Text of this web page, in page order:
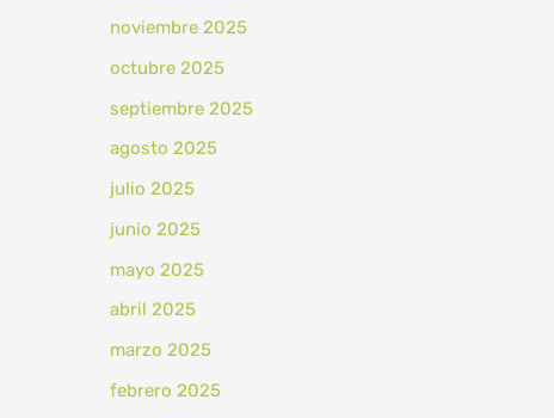
noviembre 2025
octubre 2025
septiembre 2025
agosto 2025
julio 2025
junio 2025
mayo 2025
abril 2025
marzo 2025
febrero 2025